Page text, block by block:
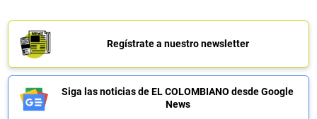
Regístrate a nuestro newsletter
Siga las noticias de EL COLOMBIANO desde Google
News